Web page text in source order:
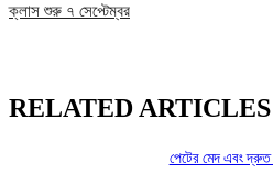
ক্লাস শুরু ৭ সেপ্টেম্বর
RELATED ARTICLES
পেটের মেদ এবং